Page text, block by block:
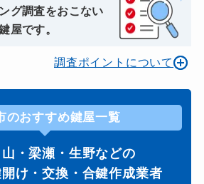
グ調査をおこない
屋です。
調査ポイントについて
のおすすめ鍵屋一覧
・梁瀬・生野などの
け・交換・合鍵作成業者